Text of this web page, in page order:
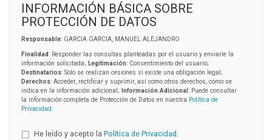
INFORMACIÓN BÁSICA SOBRE
PROTECCIÓN DE DATOS
Responsable: GARCIA GARCIA, MANUEL ALEJANDRO
Finalidad: Responder las consultas planteadas por el usuario y enviarle la
información solicitada; Legitimación: Consentimiento del usuario;
Destinatarios: Solo se realizan cesiones si existe una obligación legal;
Derechos: Acceder, rectificar y suprimir, así como otros derechos, como se
indica en la información adicional;
Información Adicional : Puede consultar
la información completa de Protección de Datos en nuestra Política de
Privacidad
He leído y acepto la Política de Privacidad